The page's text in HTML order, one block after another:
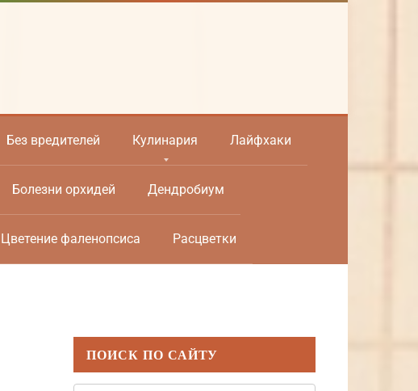
Без вредителей Кулинария Лайфхаки
Болезни орхидей Дендробиум
Цветение фаленопсиса Расцветки
ПОИСК ПО САЙТУ